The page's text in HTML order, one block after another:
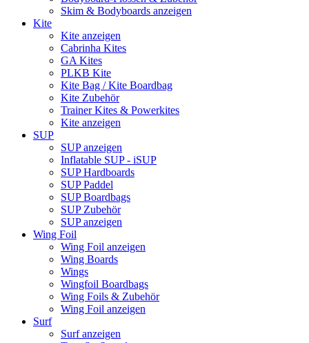
Skim & Bodyboards anzeigen
Kite
Kite anzeigen
Cabrinha Kites
GA Kites
PLKB Kite
Kite Bag / Kite Boardbag
Kite Zubehör
Trainer Kites & Powerkites
Kite anzeigen
SUP
SUP anzeigen
Inflatable SUP - iSUP
SUP Hardboards
SUP Paddel
SUP Boardbags
SUP Zubehör
SUP anzeigen
Wing Foil
Wing Foil anzeigen
Wing Boards
Wings
Wingfoil Boardbags
Wing Foils & Zubehör
Wing Foil anzeigen
Surf
Surf anzeigen